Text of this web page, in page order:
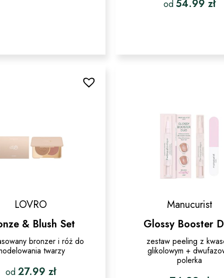
od54.99zł
wiele
stronie
produktu
LOVRO
& Blush Set
bronzer i róż do
twarzy
od27.99zł
Manucurist
Glossy Booster
zestaw peeling z
glikolowym +
polerka